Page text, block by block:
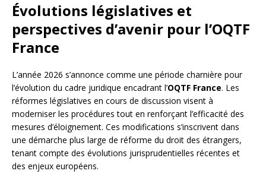
Évolutions législatives et
perspectives d’avenir pour l’OQTF
France
L’année 2026 s’annonce comme une période charnière pour
l’évolution du cadre juridique encadrant l’OQTF France. Les
réformes législatives en cours de discussion visent à
moderniser les procédures tout en renforçant l’efficacité des
mesures d’éloignement. Ces modifications s’inscrivent dans
une démarche plus large de réforme du droit des étrangers,
tenant compte des évolutions jurisprudentielles récentes et
des enjeux européens.